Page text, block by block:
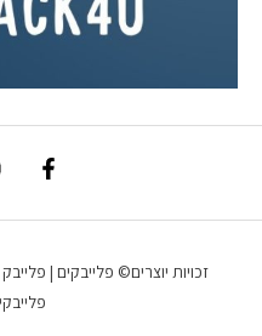
זכויות יוצרים© פלייבקים |